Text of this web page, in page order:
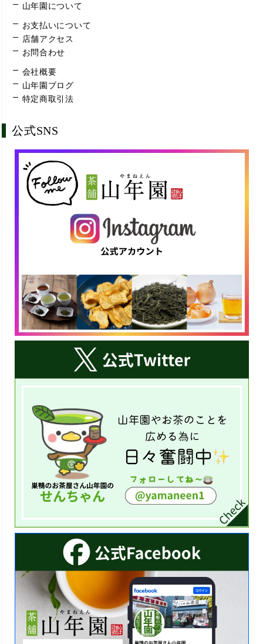
山年園について
お支払いについて
店舗アクセス
お問合わせ
会社概要
山年園ブログ
特定商取引法
公式SNS